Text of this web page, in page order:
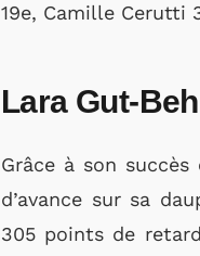
19e, Camille Cerutti
Lara Gut-
Grâce à son
d’avance sur sa
305 points de